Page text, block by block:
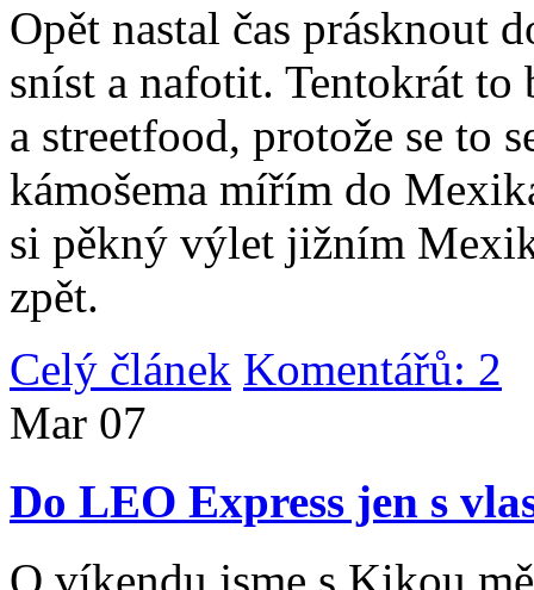
Opět nastal čas prásknout
sníst a nafotit. Tentokrát
a streetfood, protože se to
kámošema mířím do
si pěkný výlet jižním
zpět.
Celý článek Komentářů: 2
Mar 07
Do LEO Express jen s